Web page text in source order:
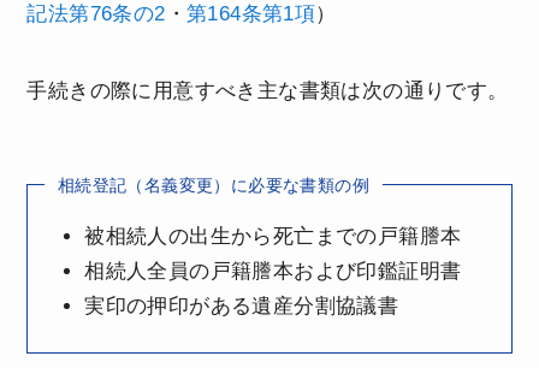
記法第76条の2 ・第164条第1項）
手続きの際に用意すべき主な書類は次の通りです。
相続登記（名義変更）に必要な書類の例
被相続人の出生から死亡までの戸籍謄本
相続人全員の戸籍謄本および印鑑証明書
実印の押印がある遺産分割協議書